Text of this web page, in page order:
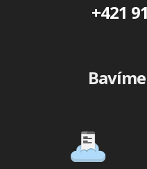
+421